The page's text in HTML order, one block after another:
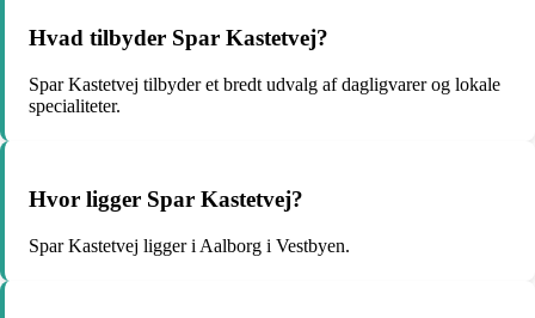
Hvad tilbyder Spar Kastetvej?
Spar Kastetvej tilbyder et bredt udvalg af dagligvarer og lokale
specialiteter.
Hvor ligger Spar Kastetvej?
Spar Kastetvej ligger i Aalborg i Vestbyen.